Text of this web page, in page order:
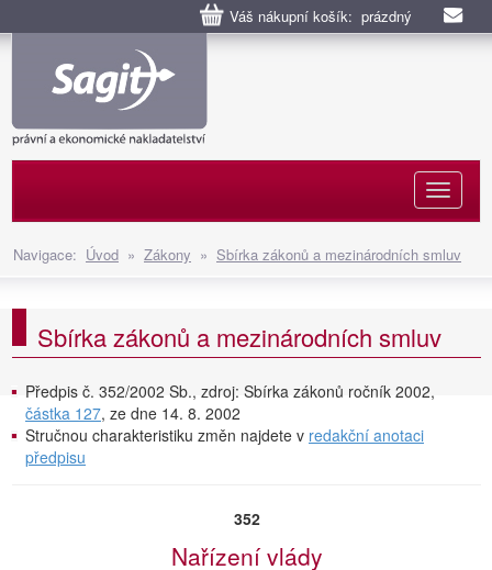
Váš nákupní košík: prázdný
Navigace: Úvod » Zákony » Sbírka zákonů a mezinárodních smluv
Sbírka zákonů a mezinárodních smluv
Předpis č. 352/2002 Sb., zdroj: Sbírka zákonů ročník 2002,
částka 127, ze dne 14. 8. 2002
Stručnou charakteristiku změn najdete v redakční anotaci
předpisu
352
Nařízení vlády